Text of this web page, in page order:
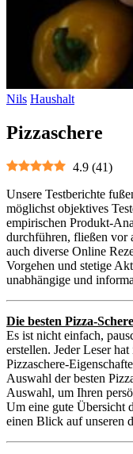
Nils Haushalt
Pizzaschere
4.9 (41)
Unsere Testberichte
möglichst objektives
empirischen Produkt-
durchführen, fließen vor
auch diverse Online
Vorgehen und stetige
unabhängige und
Die besten Pizza-
Es ist nicht einfach,
erstellen. Jeder Leser
Pizzaschere-
Auswahl der besten
Auswahl, um Ihren
Um eine gute Übersicht
einen Blick auf unseren